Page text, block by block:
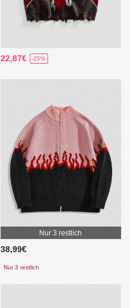
22,87€ -25%
Nur 3 restlich
38,99€
Nur 3 restlich